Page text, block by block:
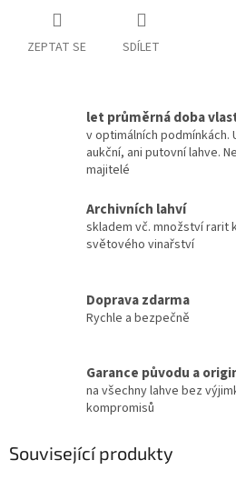
ZEPTAT SE SDÍLET
let průměrná doba
v optimálních podmínkách.
aukční, ani putovní lahve.
majitelé
Archivních lahví
skladem vč. množství rarit
světového vinařství
Doprava zdarma
Rychle a bezpečně
Garance původu a
na všechny lahve bez
kompromisů
Související produkty